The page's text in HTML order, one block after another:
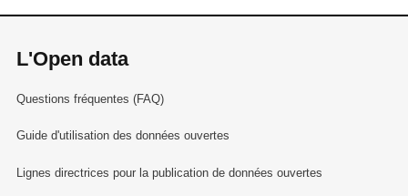
L'Open data
Questions fréquentes (FAQ)
Guide d'utilisation des données ouvertes
Lignes directrices pour la publication de données ouvertes